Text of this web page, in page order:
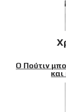
Ο Πούτιν